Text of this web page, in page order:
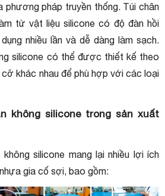
phương pháp truyền thống. Túi chân
từ vật liệu silicone có độ đàn hồi
nhiều lần và dễ dàng làm sạch.
silicone có thể được thiết kế theo
cỡ khác nhau để phù hợp với các loại
không silicone trong sản xuất
silicone mang lại nhiều lợi ích
gia cố sợi, bao gồm: